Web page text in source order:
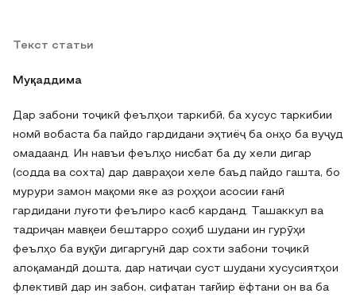
Текст статьи
Муқаддима
Дар забони тоҷикӣ феълҳои таркибӣ, ба хусус таркибии
номӣ вобаста ба пайдо гардидани эҳтиёҷ ба онҳо ба вуҷуд
омадаанд. Ин навъи феълҳо нисбат ба ду хели дигар
(содда ва сохта) дар давраҳои хеле баъд пайдо гашта, бо
мурури замон мақоми яке аз роҳҳои асосии ғанӣ
гардидани луғоти феълиро касб карданд. Ташаккул ва
тадриҷан мавқеи бештарро соҳиб шудани ин гурӯҳи
феълҳо ба вуқӯи дигаргунӣ дар сохти забони тоҷикӣ
алоқамандӣ дошта, дар натиҷаи суст шудани хусусиятҳои
флективӣ дар ин забон, сифатан тағйир ёфтани он ва ба